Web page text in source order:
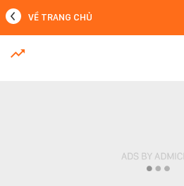
MỚI NHẤT
VỀ TRANG CHỦ